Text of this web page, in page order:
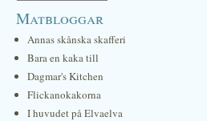
Matbloggar
Annas skånska skafferi
Bara en kaka till
Dagmar's Kitchen
Flickanokakorna
I huvudet på Elvaelva